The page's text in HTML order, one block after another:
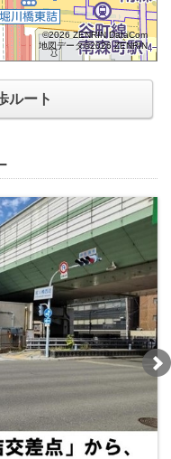
©2026 ZENRIN DataCom
地図データ©2026 ZENRIN
ルート